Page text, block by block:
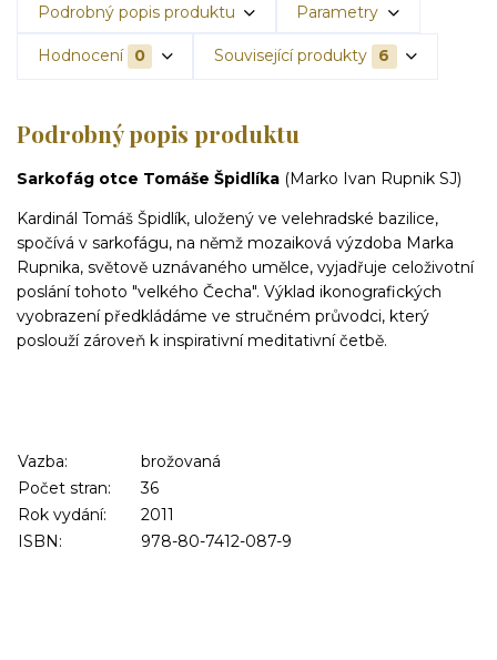
Podrobný popis produktu Parametry
Hodnocení 0 Související produkty 6
Podrobný popis produktu
Sarkofág otce Tomáše Špidlíka (Marko Ivan Rupnik SJ)
Kardinál Tomáš Špidlík, uložený ve velehradské bazilice,
spočívá v sarkofágu, na němž mozaiková výzdoba Marka
Rupnika, světově uznávaného umělce, vyjadřuje celoživotní
poslání tohoto "velkého Čecha". Výklad ikonografických
vyobrazení předkládáme ve stručném průvodci, který
poslouží zároveň k inspirativní meditativní četbě.
Vazba:
brožovaná
Počet stran:
36
Rok vydání:
2011
ISBN:
978-80-7412-087-9